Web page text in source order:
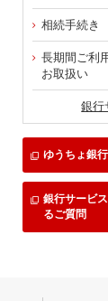
相続手続き
長期間ご利
お取扱い
銀行
ゆうちょ銀
銀行サービ
るご質問